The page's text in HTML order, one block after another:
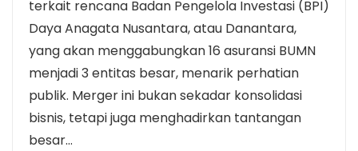
terkait rencana Badan Pengelola Investasi (BPI)
Daya Anagata Nusantara, atau Danantara,
yang akan menggabungkan 16 asuransi BUMN
menjadi 3 entitas besar, menarik perhatian
publik. Merger ini bukan sekadar konsolidasi
bisnis, tetapi juga menghadirkan tantangan
besar…